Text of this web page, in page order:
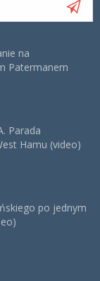
na
Patermanem
Parada
Hamu (video)
po jednym